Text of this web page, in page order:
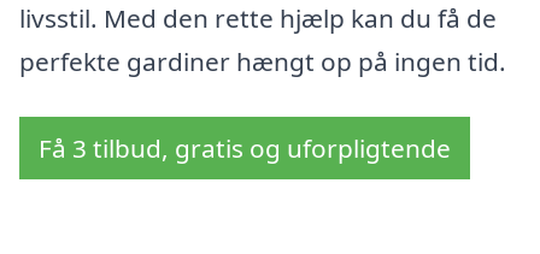
livsstil. Med den rette hjælp kan du få de
perfekte gardiner hængt op på ingen tid.
Få 3 tilbud, gratis og uforpligtende